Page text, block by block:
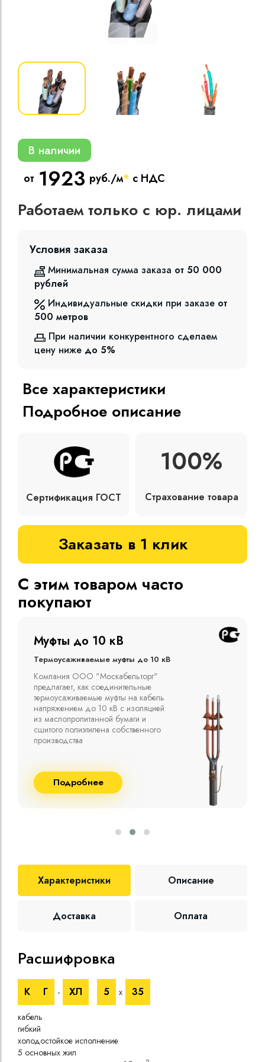
Кабели
изоляцией
В наличии
от 1923 руб./м* с НДС
Работаем только с юр. лицами
Условия заказа
Минимальная сумма заказа от 50 000
рублей
Индивидуальные скидки при заказе от
500 метров
При наличии конкурентного сделаем
цену ниже до 5%
Все характеристики
Подробное описание
Сертификация ГОСТ
100%
Страхование товара
Заказать в 1 клик
С этим товаром часто
покупают
Муфты до 10 кВ
Термоусаживаемые муфты до 10 кВ
Компания ООО "Москабельторг"
предлагает, как соединительные
термоусаживаемые муфты на кабель
напряжением до 10 кВ с изоляцией
из маслопропитанной бумаги и
сшитого полиэтилена собственного
производства
Подробнее
Характеристики Описание
Доставка Оплата
Расшифровка
К Г - ХЛ 5 х 35
кабель
гибкий
холодостойкое исполнение
5 основных жил